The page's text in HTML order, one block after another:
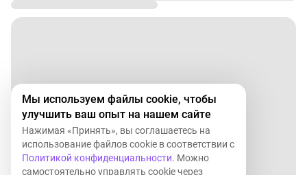
Мы используем файлы cookie, чтобы
улучшить ваш опыт на нашем сайте
Нажимая «Принять», вы соглашаетесь на
использование файлов cookie в соответствии с
Политикой конфиденциальности. Можно
самостоятельно управлять cookie через